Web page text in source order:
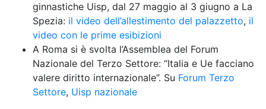
ginnastiche Uisp, dal 27 maggio al 3 giugno a La
Spezia: il video dell’allestimento del palazzetto, il
video con le prime esibizioni
A Roma si è svolta l’Assemblea del Forum
Nazionale del Terzo Settore: “Italia e Ue facciano
valere diritto internazionale”. Su Forum Terzo
Settore, Uisp nazionale